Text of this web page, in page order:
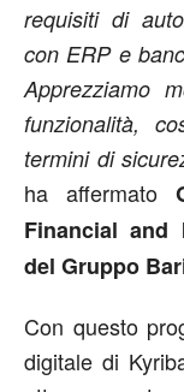
requisiti di
con ERP e
Apprezziamo
funzionalità,
termini di
ha affermato
Financial and
del Gruppo
Con questo
digitale di